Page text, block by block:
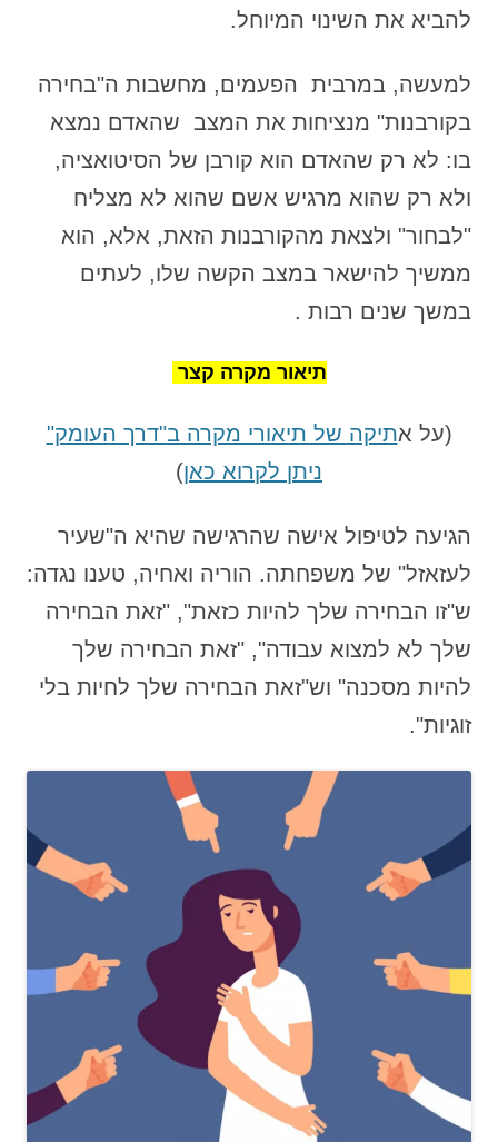
להביא את השינוי המיוחל.
למעשה, במרבית הפעמים, מחשבות ה"בחירה
בקורבנות" מנציחות את המצב שהאדם נמצא
בו: לא רק שהאדם הוא קורבן של הסיטואציה,
ולא רק שהוא מרגיש אשם שהוא לא מצליח
"לבחור" ולצאת מהקורבנות הזאת, אלא, הוא
ממשיך להישאר במצב הקשה שלו, לעתים
במשך שנים רבות .
תיאור מקרה קצר
(על אתיקה של תיאורי מקרה ב"דרך העומק"
ניתן לקרוא כאן)
הגיעה לטיפול אישה שהרגישה שהיא ה"שעיר
לעזאזל" של משפחתה. הוריה ואחיה, טענו נגדה:
ש"זו הבחירה שלך להיות כזאת", "זאת הבחירה
שלך לא למצוא עבודה", "זאת הבחירה שלך
להיות מסכנה" וש"זאת הבחירה שלך לחיות בלי
זוגיות".